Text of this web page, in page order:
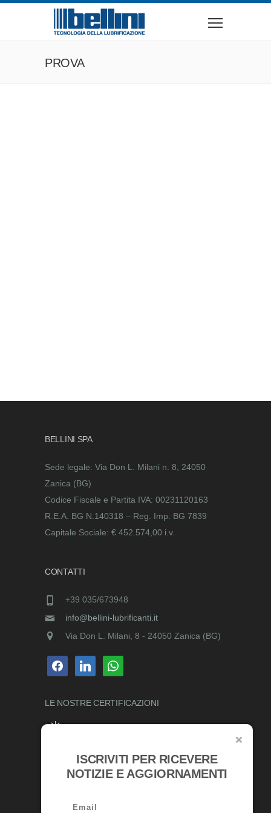
PROVA
BELLINI SPA
Sede legale: Via Don L. Milani n. 8, 24050
Zanica (BG)
Codice Fiscale e Partita IVA: 00231120163
R.E.A. BG N.140318 – Reg. Imp. BG 7839
Capitale Sociale: € 452.574,00 i.v.
CONTATTI
+39 035/673948
info@bellini-lubrificanti.it
Via Don L. Milani, 8 - 24050 Zanica (BG)
facebooklinkedin whatsapp
LE NOSTRECERTIFICAZIONI
RICONOSCIMENTI
ISCRIVITI PER RICEVERE
NOTIZIE E AGGIORNAMENTI
Email